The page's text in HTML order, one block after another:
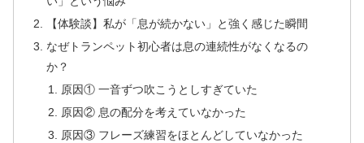
【体験談】私が「息が続かない」と強く感じた瞬間
なぜトランペット初心者は息の連続性がなくなるの
か？
原因① 一音ずつ吹こうとしすぎていた
原因② 息の配分を考えていなかった
原因③ フレーズ練習をほとんどしていなかった